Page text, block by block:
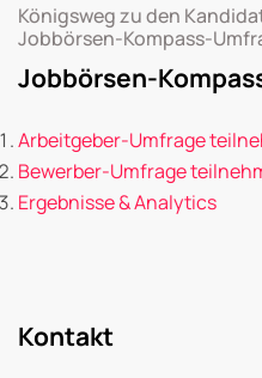
Königsweg zu den
Jobbörsen-Kompass-
Jobbörsen-
Arbeitgeber-Umfrage
Bewerber-Umfrage
Ergebnisse & Analytics
Kontakt